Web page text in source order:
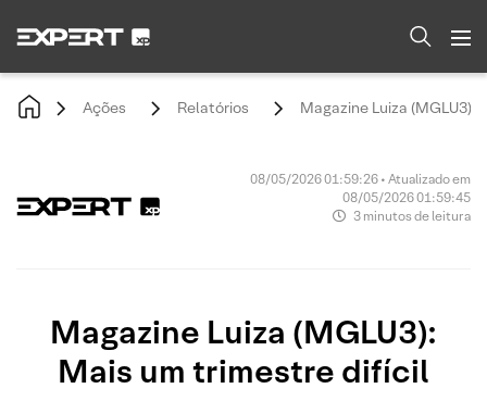
Ações Relatórios Magazine Luiza
08/05/2026 01:59:26 • Atualizado em
08/05/2026 01:59:45
3 minutos de leitura
Magazine Luiza (MGLU3):
Mais um trimestre difícil